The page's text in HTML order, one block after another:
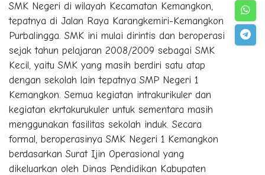
SMK Negeri di wilayah Kecamatan Kemangkon,
tepatnya di Jalan Raya Karangkemiri-Kemangkon
Purbalingga. SMK ini mulai dirintis dan beroperasi
sejak tahun pelajaran 2008/2009 sebagai SMK
Kecil, yaitu SMK yang masih berdiri satu atap
dengan sekolah lain tepatnya SMP Negeri 1
Kemangkon. Semua kegiatan intrakurikuler dan
kegiatan ekrtakurukuler untuk sementara masih
menggunakan fasilitas sekolah induk. Secara
formal, beroperasinya SMK Negeri 1 Kemangkon
berdasarkan Surat Ijin Operasional yang
dikeluarkan oleh Dinas Pendidikan Kabupaten